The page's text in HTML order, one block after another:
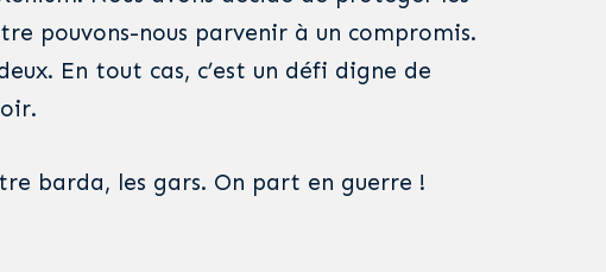
pouvons-nous parvenir à un compromis.
En tout cas, c’est un défi digne de
barda, les gars. On part en guerre !